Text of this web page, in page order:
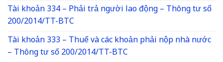
Tài khoản 334 – Phải trả người lao động – Thông tư số
200/2014/TT-BTC
Tài khoản 333 – Thuế và các khoản phải nộp nhà nước
– Thông tư số 200/2014/TT-BTC